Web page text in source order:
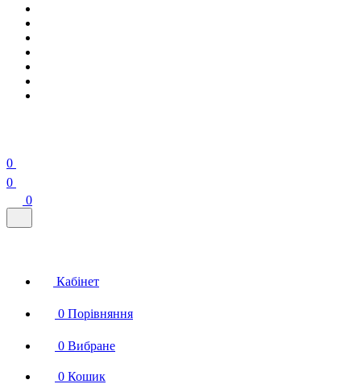
0
0
0
Кабінет
0 Порівняння
0 Вибране
0 Кошик